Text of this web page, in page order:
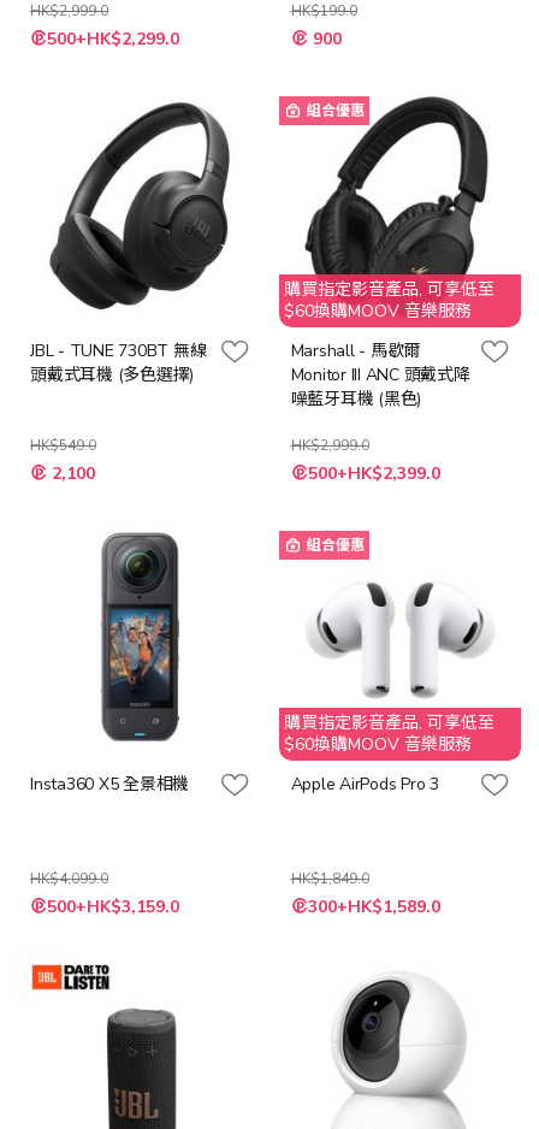
HK$2,999.0
特
殊 500+HK$2,299.0
HK$199.0
特
殊 900
JBL - TUNE 730BT 無線
頭戴式耳機 (多色選擇)
HK$549.0
2,100
組合優惠
購買指定影音產品, 可享低至
$60換購MOOV 音樂服務
Marshall - 馬歇爾
Monitor III ANC 頭戴式降
噪藍牙耳機 (黑色)
HK$2,999.0
特
殊 500+HK$2,399.0
Insta360 X5 全景相機
HK$4,099.0
特
殊 500+HK$3,159.0
組合優惠
購買指定影音產品, 可享低至
$60換購MOOV 音樂服務
Apple AirPods Pro 3
HK$1,849.0
特
殊 300+HK$1,589.0